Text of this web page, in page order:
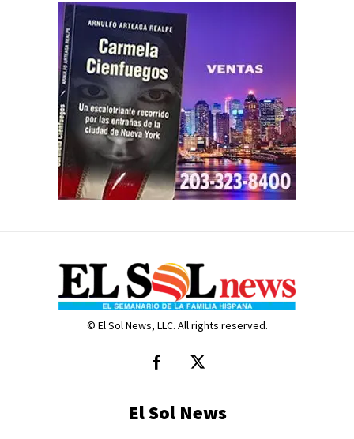
© El Sol News, LLC. All rights reserved.
El Sol News